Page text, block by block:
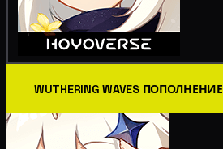
WUTHERING WAVES ПОПОЛНЕНИЕ